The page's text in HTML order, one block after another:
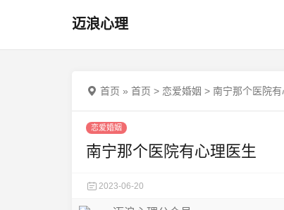
迈浪心理
首页 » 首页 > 恋爱婚姻 > 南宁那个医院
恋爱婚姻
南宁那个医院有心理医生
2023-06-20